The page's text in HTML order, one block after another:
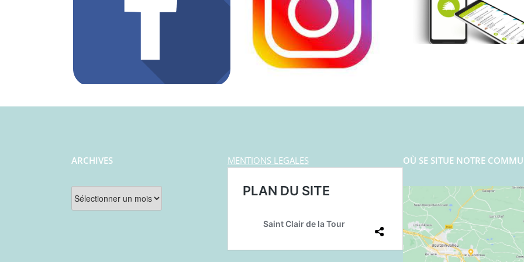
ARCHIVES
Archives
MENTIONS LEGALES OÙ SE SITUE NOTRE